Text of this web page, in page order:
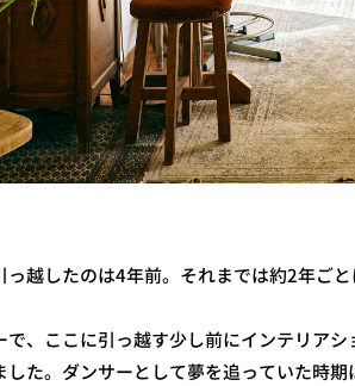
越したのは4年前。それまでは約2年ご
で、ここに引っ越す少し前にインテリア
した。ダンサーとして夢を追っていた時